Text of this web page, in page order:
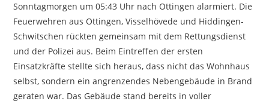
Sonntagmorgen um 05:43 Uhr nach Ottingen alarmiert. Die
Feuerwehren aus Ottingen, Visselhövede und Hiddingen-
Schwitschen rückten gemeinsam mit dem Rettungsdienst
und der Polizei aus. Beim Eintreffen der ersten
Einsatzkräfte stellte sich heraus, dass nicht das Wohnhaus
selbst, sondern ein angrenzendes Nebengebäude in Brand
geraten war. Das Gebäude stand bereits in voller